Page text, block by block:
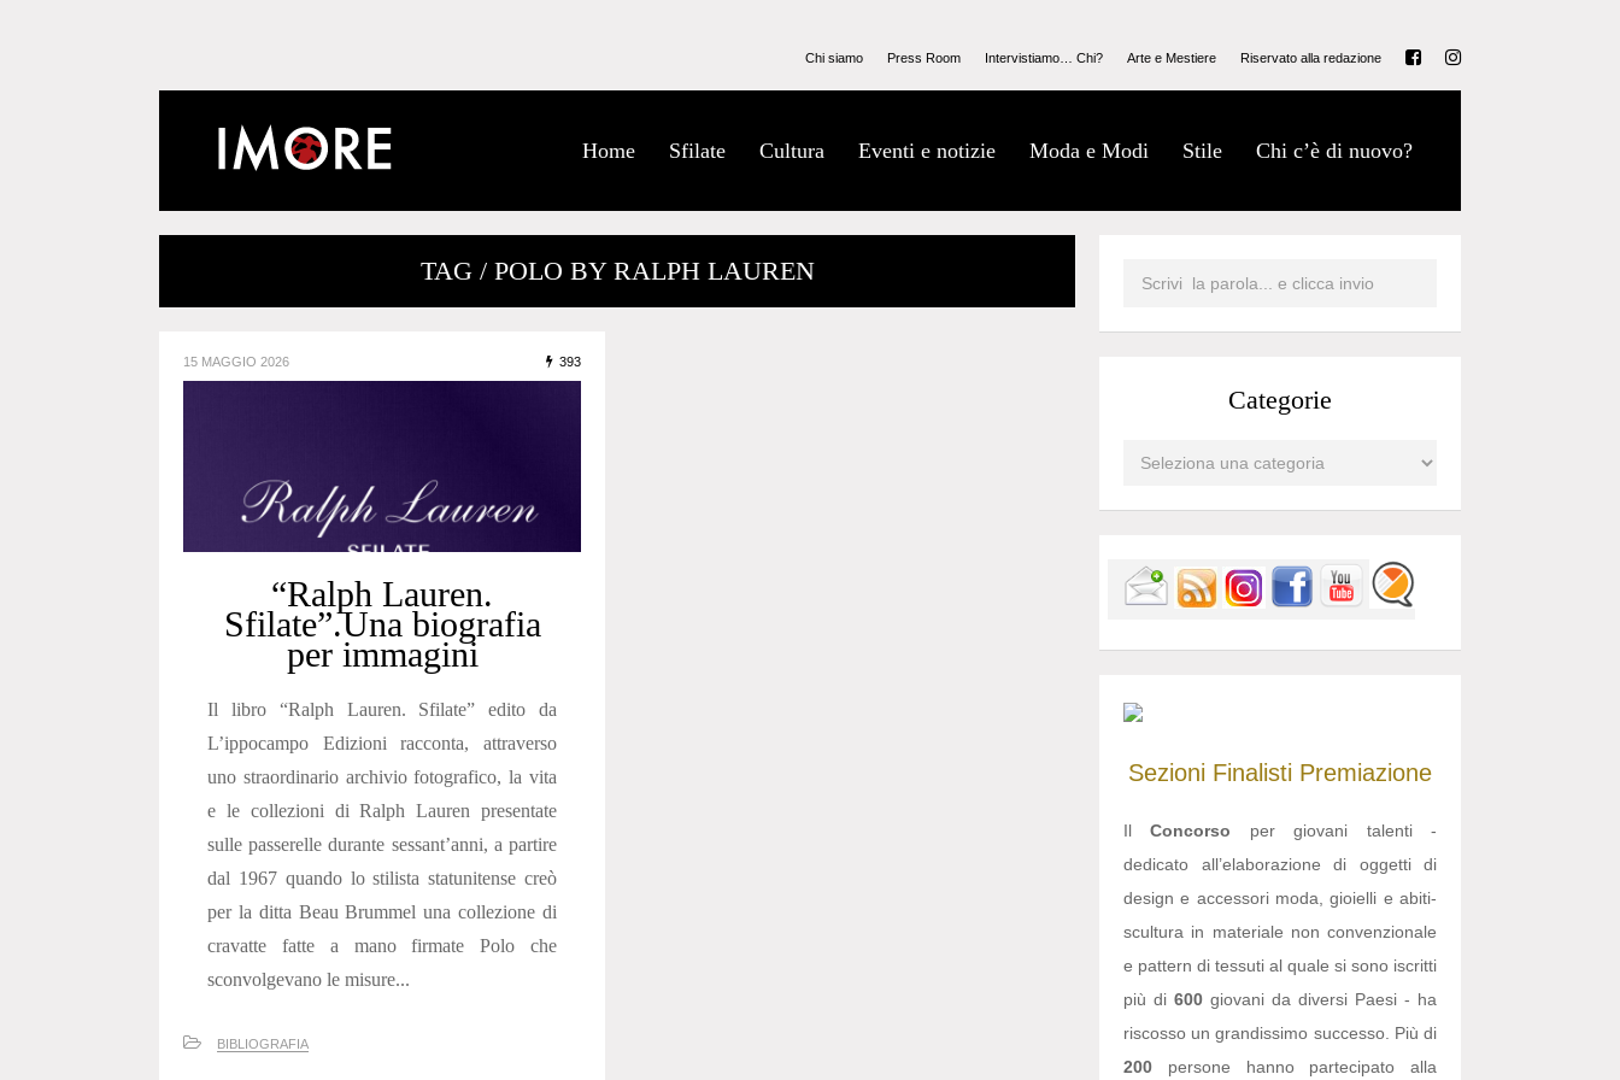
Chi siamo Press Room Intervistiamo… Chi? Arte e Mestiere Riservato alla redazione
Home Sfilate Cultura Eventi e notizie Moda e Modi Stile Chi c’è di nuovo?
TAG / POLO BY RALPH LAUREN
15 MAGGIO 2026 393
“Ralph Lauren.
Sfilate”.Una biografia
per immagini
Il libro “Ralph Lauren. Sfilate” edito da
L’ippocampo Edizioni racconta, attraverso
uno straordinario archivio fotografico, la vita
e le collezioni di Ralph Lauren presentate
sulle passerelle durante sessant’anni, a partire
dal 1967 quando lo stilista statunitense creò
per la ditta Beau Brummel una collezione di
cravatte fatte a mano firmate Polo che
sconvolgevano le misure...
BIBLIOGRAFIA
Categorie
Sezioni Finalisti Premiazione
IlConcorso per giovani talenti -
dedicato all’elaborazione di oggetti di
design e accessori moda, gioielli e abiti-
scultura in materiale non convenzionale
e pattern di tessuti al quale si sono iscritti
più di 600 giovani da diversi Paesi - ha
riscosso un grandissimo successo. Più di
200 persone hanno partecipato alla